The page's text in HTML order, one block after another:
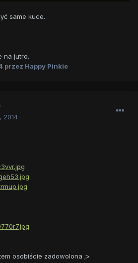
same kuce.
na jutro.
przez Happy Pinkie
2014
osobiście zadowolona ;>